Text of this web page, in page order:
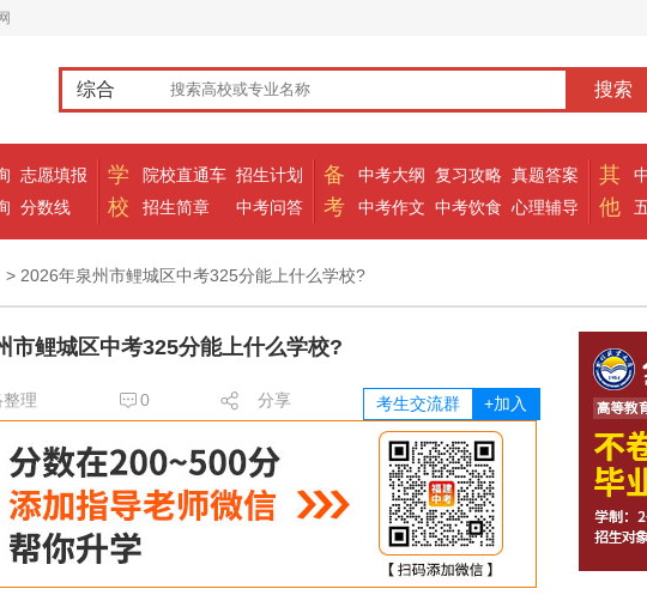
综合 搜索
志愿填报
分数线
学
校
院校直通车
招生简章
招生计划
中考问答
备
考
中考大纲
中考作文
复习攻略
中考饮食
真题答案
心理辅导
其
他
> 2026年泉州市鲤城区中考325分能上什么学校?
市鲤城区中考325分能上什么学校?
考生交流群 +加入
理 0 分享